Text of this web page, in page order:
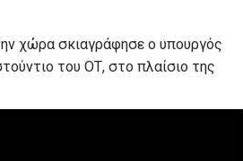
χώρα σκιαγράφησε o υπουργός
του ΟΤ, στο πλαίσιο της